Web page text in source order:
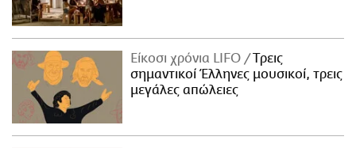
Είκοσι χρόνια LIFO
Tρεις
σημαντικοί Έλληνες μουσικοί, τρεις
μεγάλες απώλειες